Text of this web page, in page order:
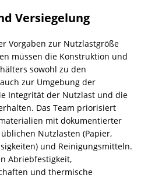
Versiegelung
Vorgaben zur Nutzlastgröße
müssen die Konstruktion und
sowohl zu den
zur Umgebung der
Integrität der Nutzlast und die
Das Team priorisiert
mit dokumentierter
Nutzlasten (Papier,
und Reinigungsmitteln.
Abriebfestigkeit,
und thermische